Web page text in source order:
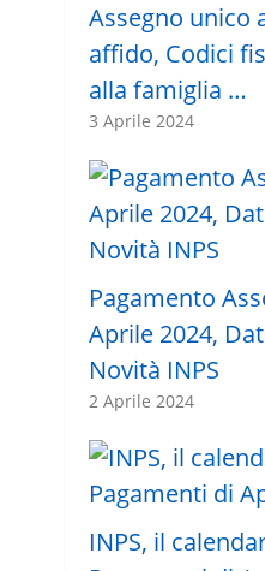
Assegno unico
affido, Codici
alla famiglia …
3 Aprile 2024
Pagamento
Aprile 2024,
Novità INPS
2 Aprile 2024
INPS, il